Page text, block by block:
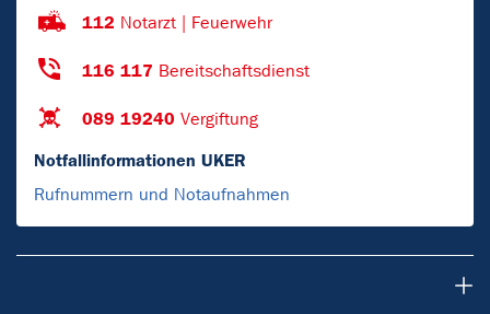
112 Notarzt | Feuerwehr
116 117 Bereitschaftsdienst
089 19240 Vergiftung
Notfallinformationen UKER
Rufnummern und Notaufnahmen